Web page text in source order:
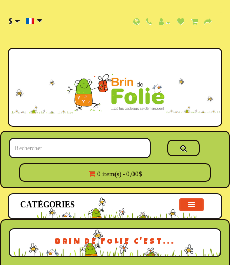
$
0 item(s) - 0,00$
CATÉGORIES
BRIN DE FOLIE C'EST...